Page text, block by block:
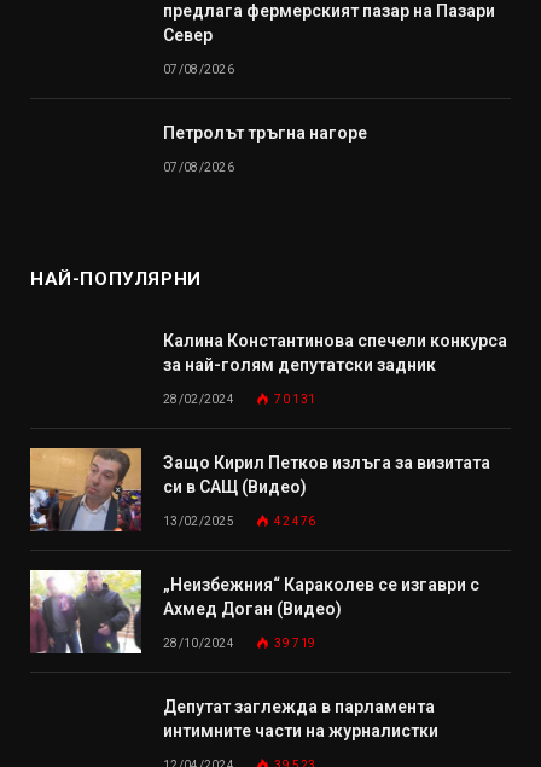
предлага фермерският пазар на Пазари
Север
07/08/2026
Петролът тръгна нагоре
07/08/2026
НАЙ-ПОПУЛЯРНИ
Калина Константинова спечели конкурса
за най-голям депутатски задник
28/02/2024 70 131
Защо Кирил Петков излъга за визитата
си в САЩ (Видео)
13/02/2025 42 476
„Неизбежния“ Караколев се изгаври с
Ахмед Доган (Видео)
28/10/2024 39 719
Депутат заглежда в парламента
интимните части на журналистки